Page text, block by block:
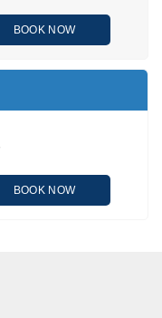
BOOK NOW
BOOK NOW